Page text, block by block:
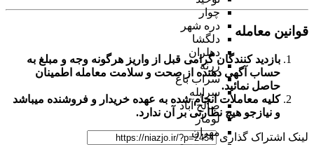
چوار
دره شهر
دلگشا
دهلران
زرنه
سراب باغ
سرابله
صالح آباد
لومار
مهران
قوانین معامله
بازدید کنندگان گرامی قبل از واریز هرگونه وجه و مبلغ به
حساب آگهی دهنده از صحت و سلامت معامله اطمینان
حاصل نمائید.
کلیه معاملات انجام شده به عهده خریدار و فروشنده میباشد
و نیازجو هیچ نظارتی بر آن ندارد.
لینک اشتراک گذاری